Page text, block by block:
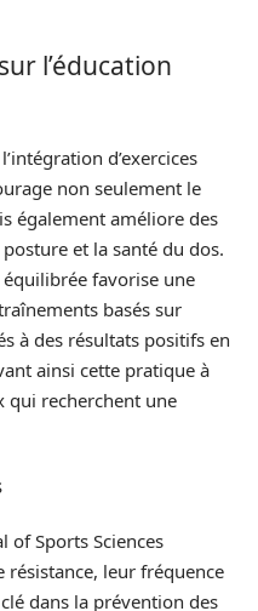
l’éducation
d’exercices
non seulement le
également améliore des
et la santé du dos.
favorise une
basés sur
à des résultats positifs en
ainsi cette pratique à
qui recherchent une
of Sports Sciences
résistance, leur fréquence
dans la prévention des